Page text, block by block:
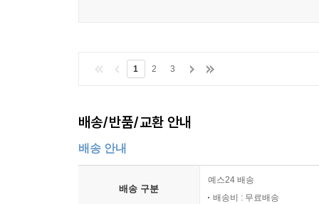
1 2 3
배송/반품/교환 안내
배송 안내
배송 구분
예스24 배송
배송비 : 무료배송